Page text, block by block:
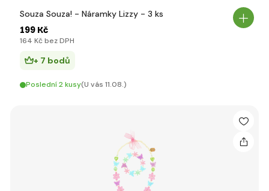
Souza Souza! - Náramky Lizzy - 3 ks
199 Kč
164 Kč bez DPH
+ 7 bodů
Poslední 2 kusy(U vás 11.08.)